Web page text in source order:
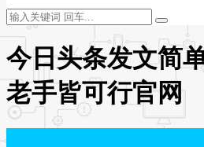
今日头条发文简
老手皆可行官网